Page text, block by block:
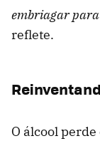
embriagar
reflete.
O álcool